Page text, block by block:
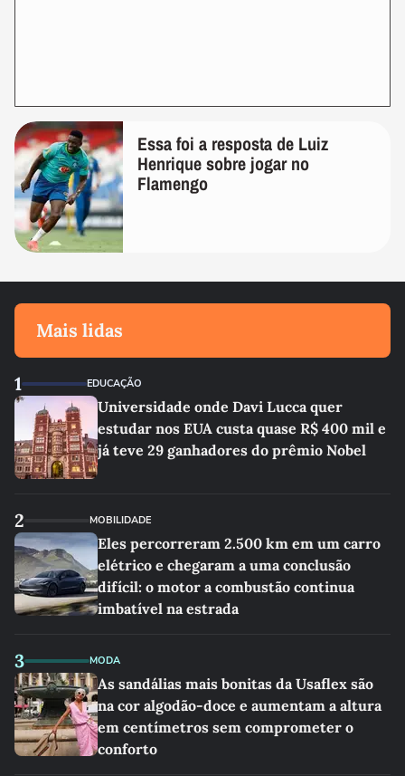
Essa foi a resposta de Luiz
Henrique sobre jogar no
Flamengo
Mais lidas
1 EDUCAÇÃO
Universidade onde Davi Lucca quer
estudar nos EUA custa quase R$ 400 mil e
já teve 29 ganhadores do prêmio Nobel
2 MOBILIDADE
Eles percorreram 2.500 km em um carro
elétrico e chegaram a uma conclusão
difícil: o motor a combustão continua
imbatível na estrada
3 MODA
As sandálias mais bonitas da Usaflex são
na cor algodão-doce e aumentam a altura
em centímetros sem comprometer o
conforto